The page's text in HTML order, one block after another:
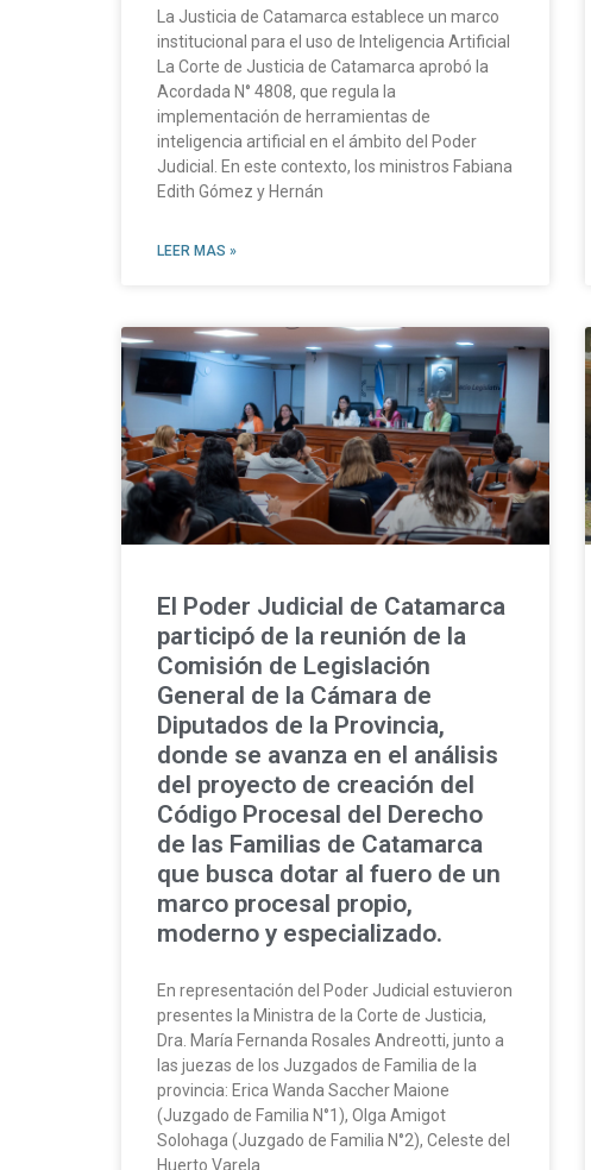
La Justicia de Catamarca establece un marco
institucional para el uso de Inteligencia Artificial
La Corte de Justicia de Catamarca aprobó la
Acordada N° 4808, que regula la
implementación de herramientas de
inteligencia artificial en el ámbito del Poder
Judicial. En este contexto, los ministros Fabiana
Edith Gómez y Hernán
LEER MAS »
El Poder Judicial de Catamarca
participó de la reunión de la
Comisión de Legislación
General de la Cámara de
Diputados de la Provincia,
donde se avanza en el análisis
del proyecto de creación del
Código Procesal del Derecho
de las Familias de Catamarca
que busca dotar al fuero de un
marco procesal propio,
moderno y especializado.
En representación del Poder Judicial estuvieron
presentes la Ministra de la Corte de Justicia,
Dra. María Fernanda Rosales Andreotti, junto a
las juezas de los Juzgados de Familia de la
provincia: Erica Wanda Saccher Maione
(Juzgado de Familia N°1), Olga Amigot
Solohaga (Juzgado de Familia N°2), Celeste del
Huerto Varela